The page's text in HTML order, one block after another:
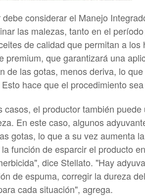
considerar el Manejo
las malezas, tanto en el
de calidad que permitan a
premium, que garantizará una
de las gotas, menos deriva, lo
hace que el procedimiento
el productor también
En este caso, algunos
gotas, lo que a su vez aumenta
función de esparcir el producto
dice Stellato. "Hay
de espuma, corregir la dureza
cada situación", agrega.